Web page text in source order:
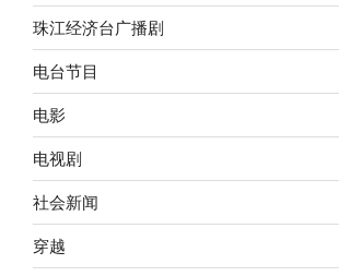
珠江经济台广播剧
电台节目
电影
电视剧
社会新闻
穿越